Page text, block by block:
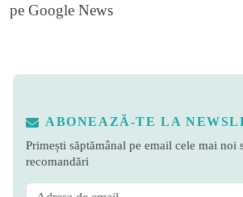
pe Google News
ABONEAZĂ-TE LA
Primești săptămânal pe email cele mai noi
recomandări